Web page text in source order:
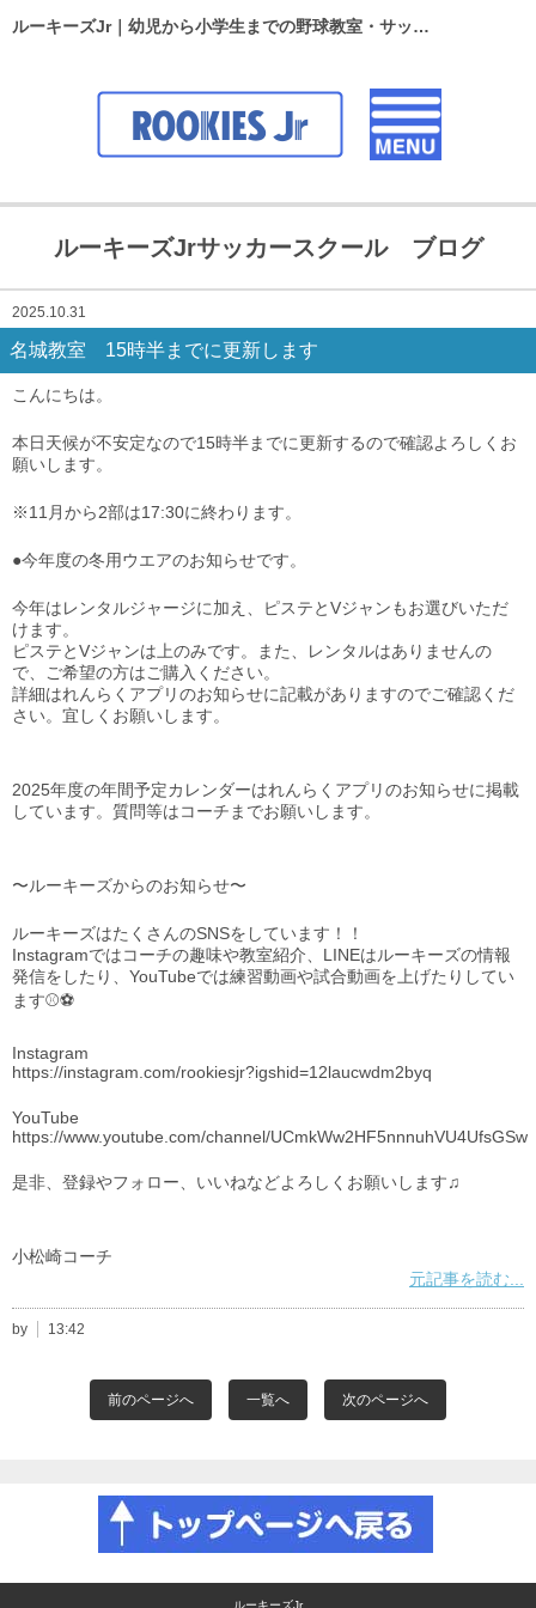
ルーキーズJr｜幼児から小学生までの野球教室・サッカースクール
ルーキーズJrサッカースクール ブログ
2025.10.31
名城教室 15時半までに更新します
こんにちは。
本日天候が不安定なので15時半までに更新するので確認よろしくお
願いします。
※11月から2部は17:30に終わります。
●今年度の冬用ウエアのお知らせです。
今年はレンタルジャージに加え、ピステとVジャンもお選びいただ
けます。
ピステとVジャンは上のみです。また、レンタルはありませんの
で、ご希望の方はご購入ください。
詳細はれんらくアプリのお知らせに記載がありますのでご確認くだ
さい。宜しくお願いします。
2025年度の年間予定カレンダーはれんらくアプリのお知らせに掲載
しています。質問等はコーチまでお願いします。
〜ルーキーズからのお知らせ〜
ルーキーズはたくさんのSNSをしています！！
Instagramではコーチの趣味や教室紹介、LINEはルーキーズの情報
発信をしたり、YouTubeでは練習動画や試合動画を上げたりしてい
ます⚾️⚽️
Instagram
https://instagram.com/rookiesjr?igshid=12laucwdm2byq
YouTube
https://www.youtube.com/channel/UCmkWw2HF5nnnuhVU4UfsGSw
是非、登録やフォロー、いいねなどよろしくお願いします♫
小松崎コーチ
元記事を読む...
by 13:42
前のページへ 一覧へ 次のページへ
ルーキーズJr